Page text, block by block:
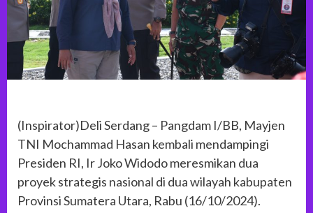
(Inspirator)Deli Serdang – Pangdam I/BB, Mayjen
TNI Mochammad Hasan kembali mendampingi
Presiden RI, Ir Joko Widodo meresmikan dua
proyek strategis nasional di dua wilayah kabupaten
Provinsi Sumatera Utara, Rabu (16/10/2024).